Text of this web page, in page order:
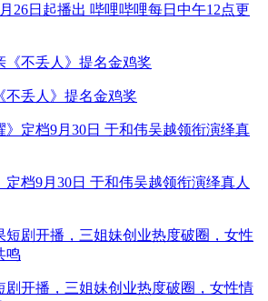
26日起播出 哔哩哔哩每日中午12点更
不丢人》提名金鸡奖
定档9月30日 于和伟吴越领衔演绎真人
剧开播，三姐妹创业热度破圈，女性情